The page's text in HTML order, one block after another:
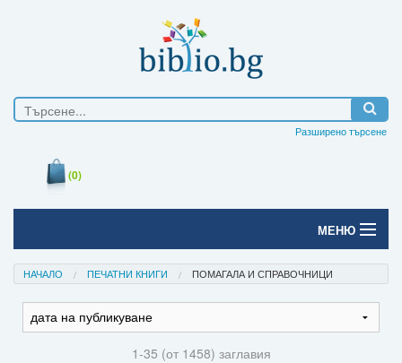
Разширено търсене
(0)
МЕНЮ
Начало
Печатни книги
НАЧАЛО ПЕЧАТНИ КНИГИ ПОМАГАЛА И СПРАВОЧНИЦИ
1-35 (от 1458) заглавия